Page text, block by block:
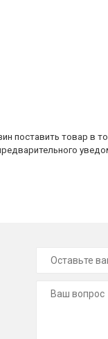
поставить товар в